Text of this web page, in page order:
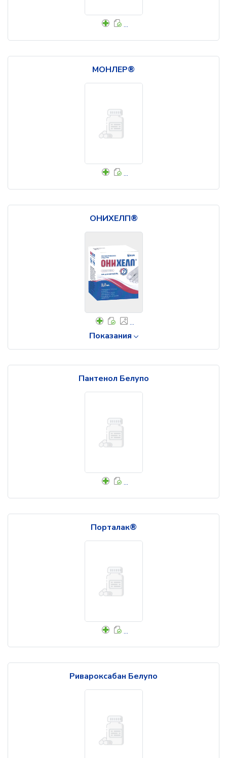
...
МОНЛЕР®
...
ОНИХЕЛП®
...
Показания
Пантенол Белупо
...
Порталак®
...
Ривароксабан Белупо